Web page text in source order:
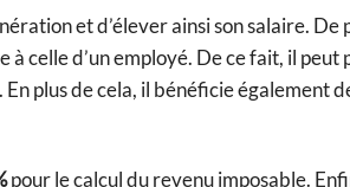
et d’élever ainsi son salaire. De
à celle d’un employé. De ce fait, il
plus de cela, il bénéficie également
pour le calcul du revenu imposable.